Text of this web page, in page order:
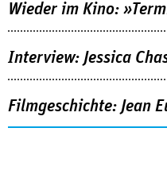
Wieder im Kino:
Interview: Jessica
Filmgeschichte: Jean